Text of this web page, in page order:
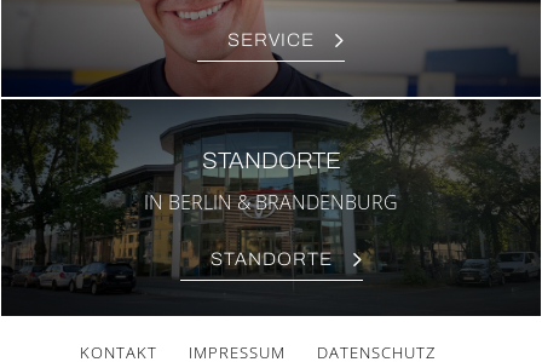
SER­VICE
STAND­OR­TE
IN BER­LIN & BRAN­DEN­BURG
STAND­OR­TE
KON­TAKT IMPRES­SUM DATEN­SCHUTZ